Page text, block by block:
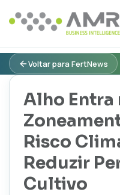
Voltar para FertNews
Alho Entra
Risco
Reduzir
Cultivo